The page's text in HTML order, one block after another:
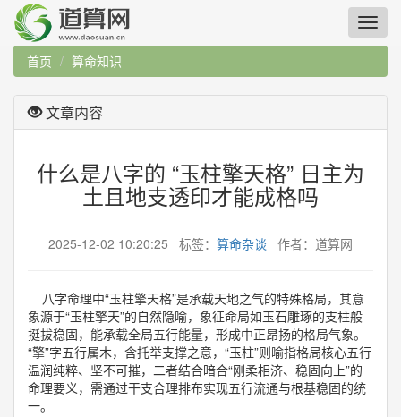
首页 算命知识
文章内容
什么是八字的 “玉柱擎天格” 日主为
土且地支透印才能成格吗
2025-12-02 10:20:25 标签： 算命杂谈 作者：道算网
八字命理中“玉柱擎天格”是承载天地之气的特殊格局，其意
象源于“玉柱擎天”的自然隐喻，象征命局如玉石雕琢的支柱般
挺拔稳固，能承载全局五行能量，形成中正昂扬的格局气象。
“擎”字五行属木，含托举支撑之意，“玉柱”则喻指格局核心五行
温润纯粹、坚不可摧，二者结合暗合“刚柔相济、稳固向上”的
命理要义，需通过干支合理排布实现五行流通与根基稳固的统
一。